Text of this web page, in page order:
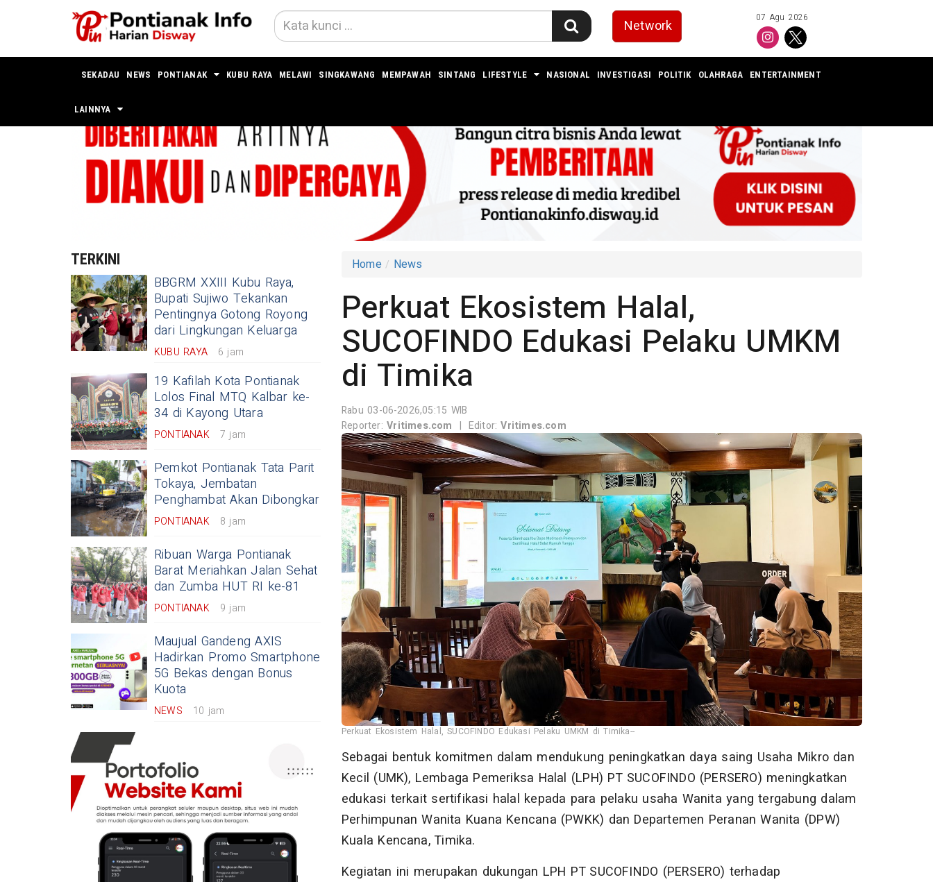
Network 07 Agu 2026
SEKADAU NEWS PONTIANAK KUBU RAYA MELAWI SINGKAWANG MEMPAWAH SINTANG LIFESTYLE NASIONAL INVESTIGASI POLITIK OLAHRAGA ENTERTAINMENT
LAINNYA
TERKINI
BBGRM XXIII Kubu Raya,
Bupati Sujiwo Tekankan
Pentingnya Gotong Royong
dari Lingkungan Keluarga
KUBU RAYA 6 jam
19 Kafilah Kota Pontianak
Lolos Final MTQ Kalbar ke-
34 di Kayong Utara
PONTIANAK 7 jam
Pemkot Pontianak Tata Parit
Tokaya, Jembatan
Penghambat Akan Dibongkar
PONTIANAK 8 jam
Ribuan Warga Pontianak
Barat Meriahkan Jalan Sehat
dan Zumba HUT RI ke-81
PONTIANAK 9 jam
Maujual Gandeng AXIS
Hadirkan Promo Smartphone
5G Bekas dengan Bonus
Kuota
NEWS 10 jam
Home News
Perkuat Ekosistem Halal,
SUCOFINDO Edukasi Pelaku UMKM
di Timika
Rabu 03-06-2026,05:15 WIB
Reporter:Vritimes.com | Editor:Vritimes.com
Perkuat Ekosistem Halal, SUCOFINDO Edukasi Pelaku UMKM di Timika--
Sebagai bentuk komitmen dalam mendukung peningkatkan daya saing Usaha Mikro dan
Kecil (UMK), Lembaga Pemeriksa Halal (LPH) PT SUCOFINDO (PERSERO) meningkatkan
edukasi terkait sertifikasi halal kepada para pelaku usaha Wanita yang tergabung dalam
Perhimpunan Wanita Kuana Kencana (PWKK) dan Departemen Peranan Wanita (DPW)
Kuala Kencana, Timika.
Kegiatan ini merupakan dukungan LPH PT SUCOFINDO (PERSERO) terhadap